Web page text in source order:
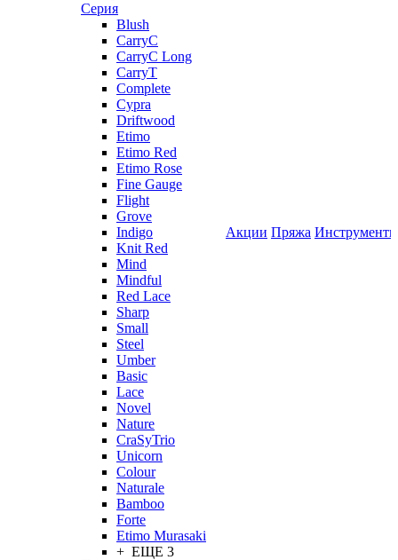
Серия
Blush
CarryC
CarryC Long
CarryT
Complete
Cypra
Driftwood
Etimo
Etimo Red
Etimo Rose
Fine Gauge
Flight
Grove
Indigo
Knit Red
Mind
Mindful
Red Lace
Sharp
Small
Steel
Umber
Basic
Lace
Novel
Nature
CraSyTrio
Unicorn
Colour
Naturale
Bamboo
Forte
Etimo Murasaki
+ ЕЩЕ 3
Акции Пряжа Инструменты